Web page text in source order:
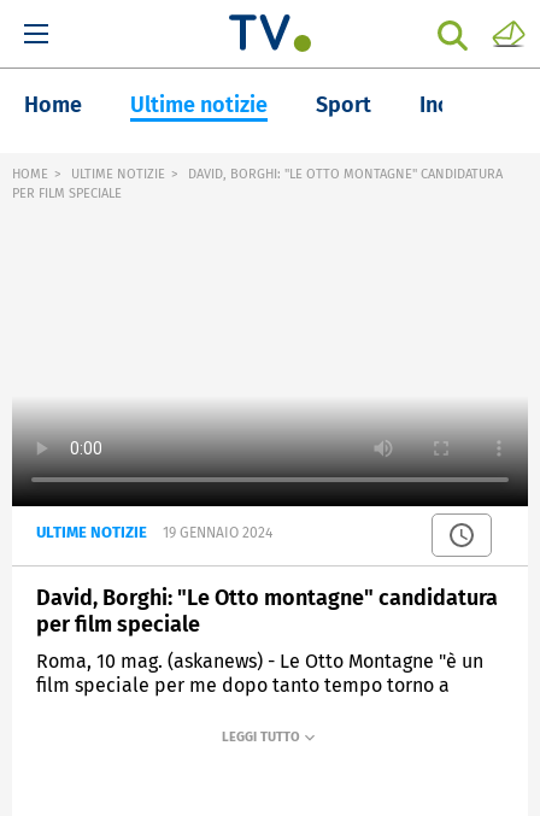
Home Ultime notizie Sport Inchieste
HOME ULTIME NOTIZIE
DAVID, BORGHI: "LE OTTO MONTAGNE" CANDIDATURA
PER FILM SPECIALE
ULTIME NOTIZIE 19 GENNAIO 2024
David, Borghi: "Le Otto montagne" candidatura
per film speciale
Roma, 10 mag. (askanews) - Le Otto Montagne "è un
film speciale per me dopo tanto tempo torno a
amicizia empatia, montagne, tutte cose che mi